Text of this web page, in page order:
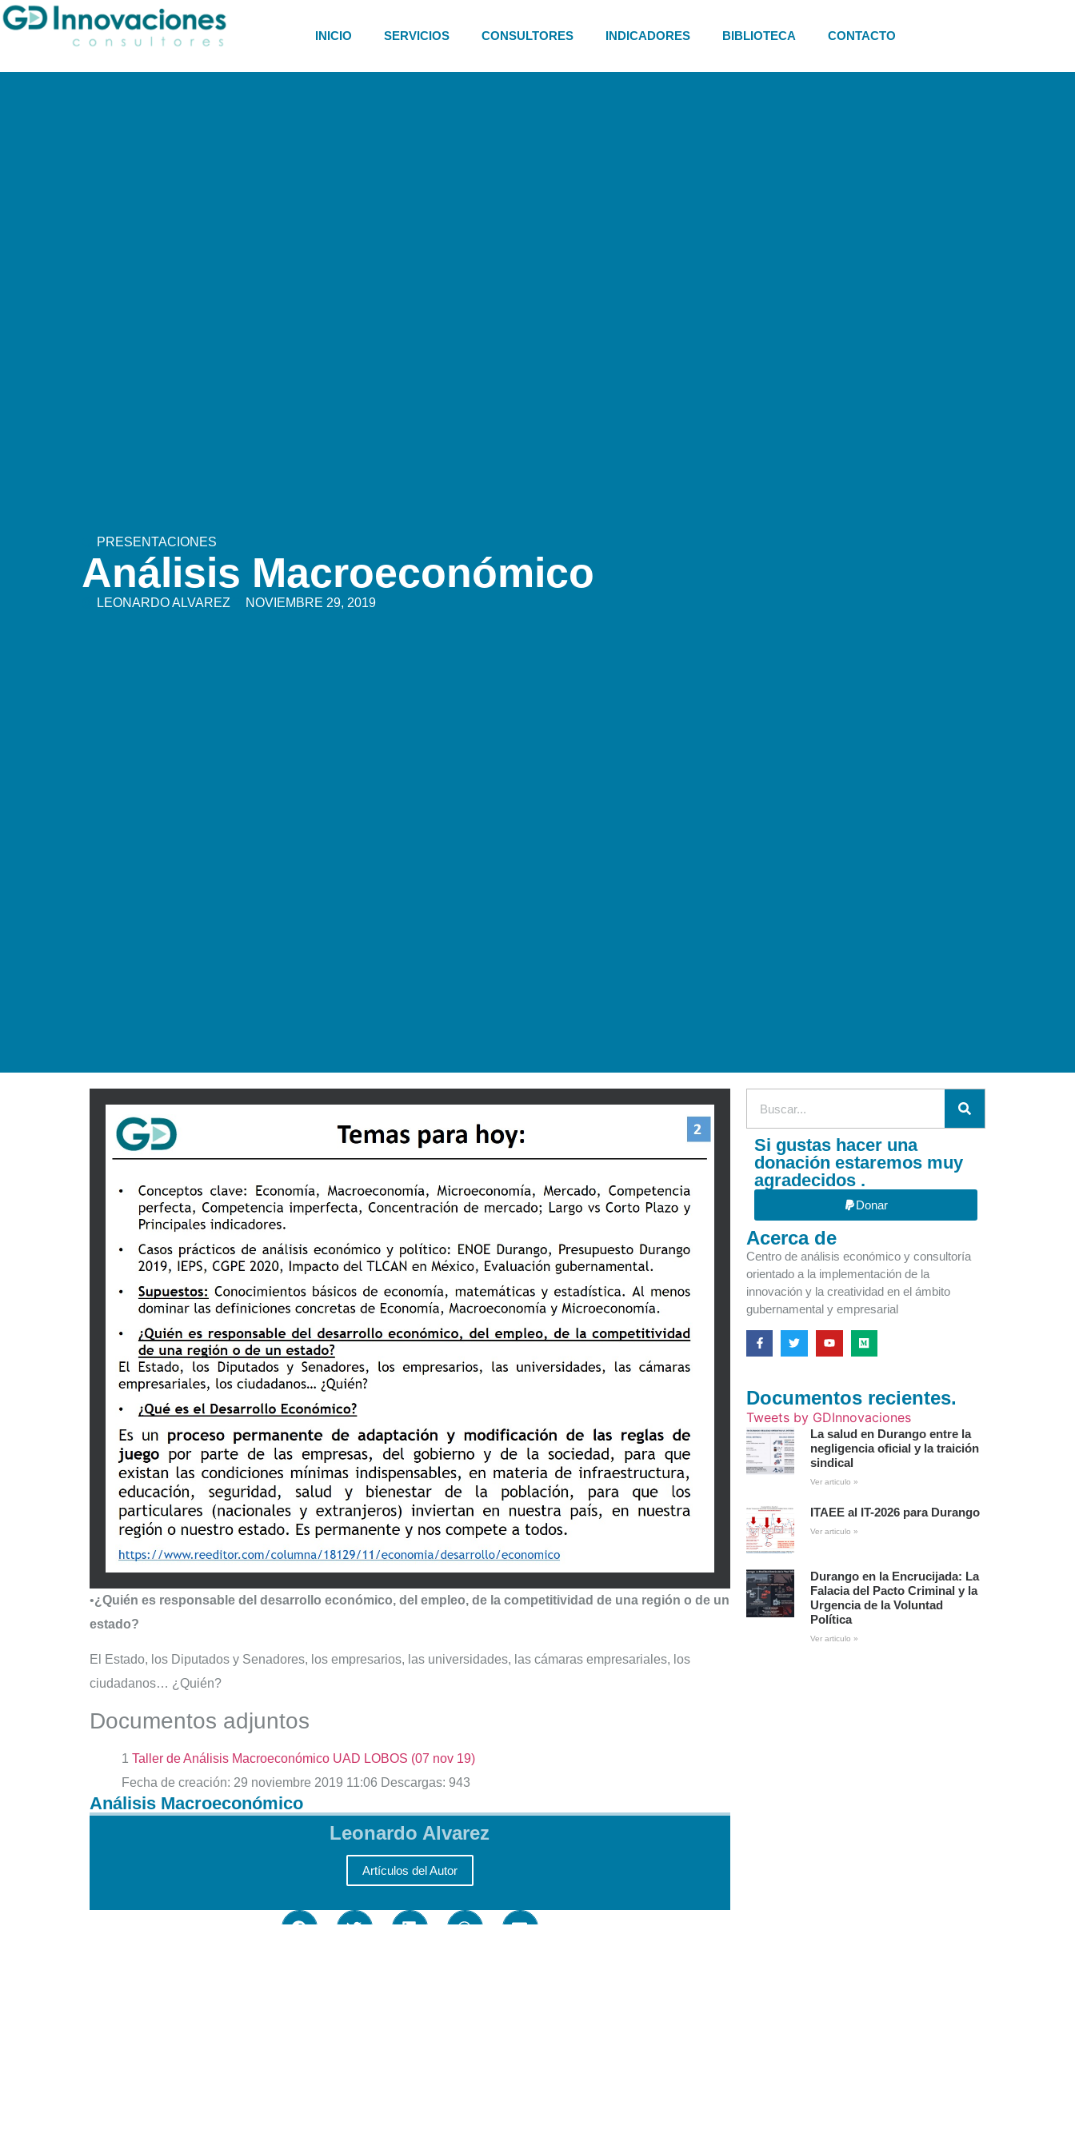
INICIO SERVICIOS CONSULTORES INDICADORES BIBLIOTECA CONTACTO
PRESENTACIONES
Análisis Macroeconómico
LEONARDO ALVAREZ NOVIEMBRE 29, 2019
•¿Quién es responsable del desarrollo económico, del empleo, de la competitividad de una región o de un
estado?
El Estado, los Diputados y Senadores, los empresarios, las universidades, las cámaras empresariales, los
ciudadanos… ¿Quién?
Documentos adjuntos
1 Taller de Análisis Macroeconómico UAD LOBOS (07 nov 19)
Fecha de creación: 29 noviembre 2019 11:06 Descargas: 943
Análisis Macroeconómico
Leonardo Alvarez
Artículos del Autor
Si gustas hacer una
donación estaremos muy
agradecidos .
Donar
Acerca de
Centro de análisis económico y consultoría
orientado a la implementación de la
innovación y la creatividad en el ámbito
gubernamental y empresarial
Documentos recientes.
Tweets by GDInnovaciones
La salud en Durango entre la
negligencia oficial y la traición
sindical
Ver articulo »
ITAEE al IT-2026 para Durango
Ver articulo »
Durango en la Encrucijada: La
Falacia del Pacto Criminal y la
Urgencia de la Voluntad
Política
Ver articulo »